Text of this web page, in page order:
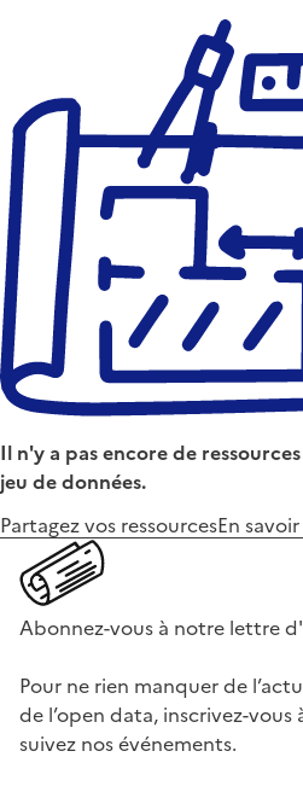
Il n'y a pas encore de
jeu de données.
Partagez vos ressourcesEn
Abonnez-vous à notre lettre
Pour ne rien manquer de
de l’open data, inscrivez-
suivez nos événements.